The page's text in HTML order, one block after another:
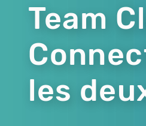
Team
les